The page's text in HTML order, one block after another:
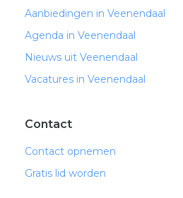
Aanbiedingen in Veenendaal
Agenda in Veenendaal
Nieuws uit Veenendaal
Vacatures in Veenendaal
Contact
Contact opnemen
Gratis lid worden